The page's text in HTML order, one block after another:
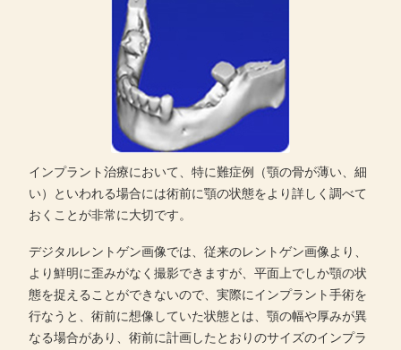
インプラント治療において、特に難症例（顎の骨が薄い、細
い）といわれる場合には術前に顎の状態をより詳しく調べて
おくことが非常に大切です。
デジタルレントゲン画像では、従来のレントゲン画像より、
より鮮明に歪みがなく撮影できますが、平面上でしか顎の状
態を捉えることができないので、実際にインプラント手術を
行なうと、術前に想像していた状態とは、顎の幅や厚みが異
なる場合があり、術前に計画したとおりのサイズのインプラ